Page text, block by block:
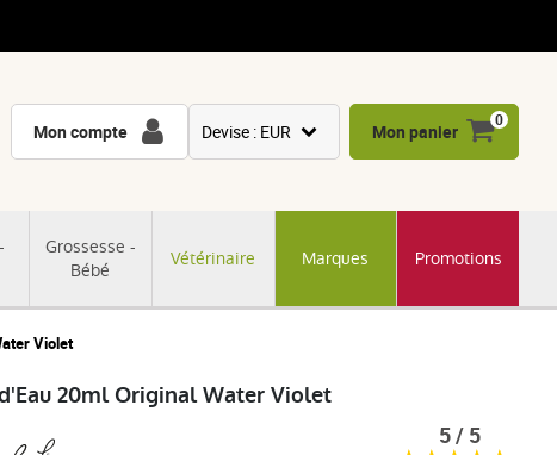
Grossesse -
Bébé
Vétérinaire Marques Promotions
Mon compte Devise : EUR
CNY
Mon panier
0
Violet
20ml Original Water Violet
5 / 5